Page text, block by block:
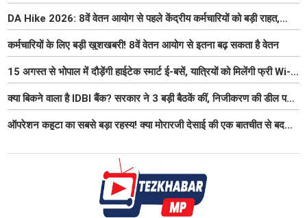
क्या कहा? जानिए पूरा मामला
DA Hike 2026: 8वें वेतन आयोग से पहले केंद्रीय कर्मचारियों को बड़ी राहत,
महंगाई भत्ता 63% होने की संभावना
कर्मचारियों के लिए बड़ी खुशखबरी! 8वें वेतन आयोग से इतना बढ़ सकता है वेतन
15 अगस्त से भोपाल में दौड़ेंगी हाईटेक स्मार्ट ई-बसें, यात्रियों को मिलेंगी फ्री Wi-
Fi समेत आधुनिक सुविधा
क्या बिकने वाला है IDBI बैंक? सरकार ने 3 बड़ी बैठकें कीं, निजीकरण की डील पर
बढ़ी हलचल
ऑपरेशन कहूटा का सबसे बड़ा रहस्य! क्या मोरारजी देसाई की एक बातचीत से बदल